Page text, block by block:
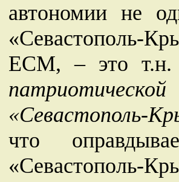
автономии не
«Севастополь-
ЕСМ, – это т.н.
«Севастополь-
что
«Севастополь-